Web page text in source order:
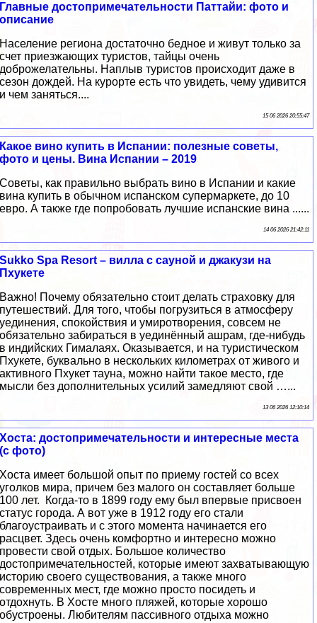
Главные достопримечательности Паттайи: фото и
описание
Население региона достаточно бедное и живут только за
счет приезжающих туристов, тайцы очень
доброжелательны. Наплыв туристов происходит даже в
сезон дождей. На курорте есть что увидеть, чему удивится
и чем заняться....
15 06 2026 20:55:47
Какое вино купить в Испании: полезные советы,
фото и цены. Вина Испании – 2019
Советы, как правильно выбрать вино в Испании и какие
вина купить в обычном испанском супермаркете, до 10
евро. А также где попробовать лучшие испанские вина ......
14 06 2026 21:42:11
Sukko Spa Resort – вилла с сауной и джакузи на
Пхукете
Важно! Почему обязательно стоит делать страховку для
путешествий. Для того, чтобы погрузиться в атмосферу
уединения, спокойствия и умиротворения, совсем не
обязательно забираться в уединённый ашрам, где-нибудь
в индийских Гималаях. Оказывается, и на туристическом
Пхукете, буквально в нескольких километрах от живого и
активного Пхукет тауна, можно найти такое место, где
мысли без дополнительных усилий замедляют свой …...
13 06 2026 12:10:14
Хоста: достопримечательности и интересные места
(с фото)
Хоста имеет большой опыт по приему гостей со всех
уголков мира, причем без малого он составляет больше
100 лет. Когда-то в 1899 году ему был впервые присвоен
статус города. А вот уже в 1912 году его стали
благоустраивать и с этого момента начинается его
расцвет. Здесь очень комфортно и интересно можно
провести свой отдых. Большое количество
достопримечательностей, которые имеют захватывающую
историю своего существования, а также много
современных мест, где можно просто посидеть и
отдохнуть. В Хосте много пляжей, которые хорошо
обустроены. Любителям пассивного отдыха можно